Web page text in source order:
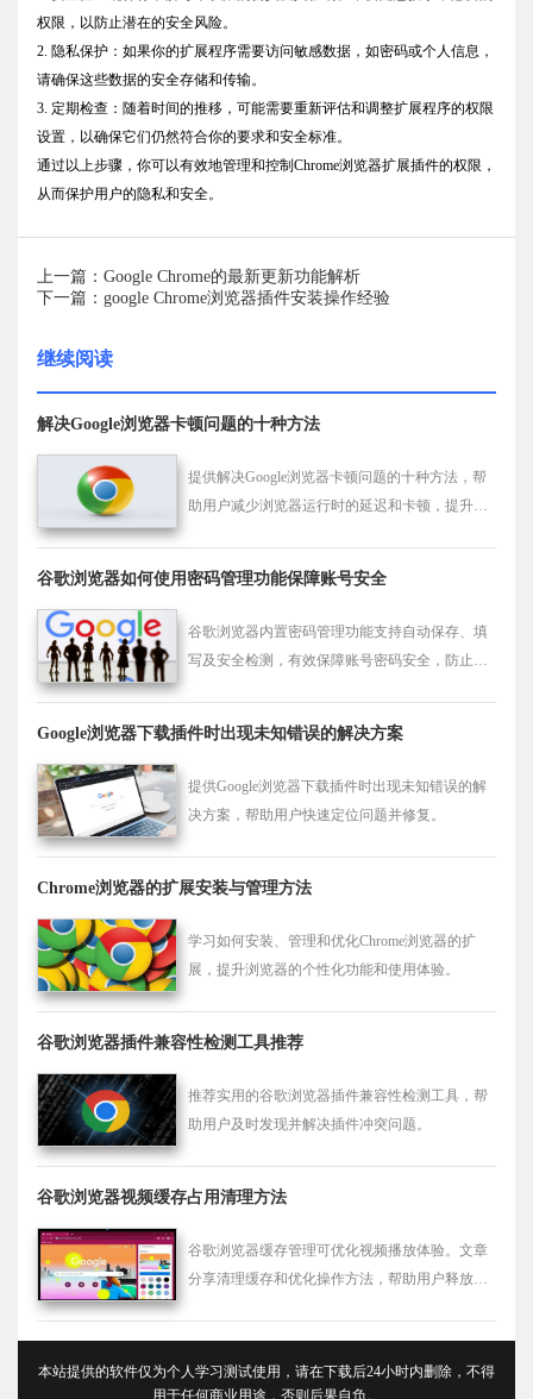
权限，以防止潜在的安全风险。
2. 隐私保护：如果你的扩展程序需要访问敏感数据，如密码或个人信息，
请确保这些数据的安全存储和传输。
3. 定期检查：随着时间的推移，可能需要重新评估和调整扩展程序的权限
设置，以确保它们仍然符合你的要求和安全标准。
通过以上步骤，你可以有效地管理和控制Chrome浏览器扩展插件的权限，
从而保护用户的隐私和安全。
上一篇：Google Chrome的最新更新功能解析
下一篇：google Chrome浏览器插件安装操作经验
继续阅读
解决Google浏览器卡顿问题的十种方法
提供解决Google浏览器卡顿问题的十种方法，帮
助用户减少浏览器运行时的延迟和卡顿，提升流
谷歌浏览器如何使用密码管理功能保障账号安全
谷歌浏览器内置密码管理功能支持自动保存、填
写及安全检测，有效保障账号密码安全，防止泄
Google浏览器下载插件时出现未知错误的解决方案
提供Google浏览器下载插件时出现未知错误的解
决方案，帮助用户快速定位问题并修复。
Chrome浏览器的扩展安装与管理方法
学习如何安装、管理和优化Chrome浏览器的扩
展，提升浏览器的个性化功能和使用体验。
谷歌浏览器插件兼容性检测工具推荐
推荐实用的谷歌浏览器插件兼容性检测工具，帮
助用户及时发现并解决插件冲突问题。
谷歌浏览器视频缓存占用清理方法
谷歌浏览器缓存管理可优化视频播放体验。文章
分享清理缓存和优化操作方法，帮助用户释放存
本站提供的软件仅为个人学习测试使用，请在下载后24小时内删除，不得
用于任何商业用途，否则后果自负。